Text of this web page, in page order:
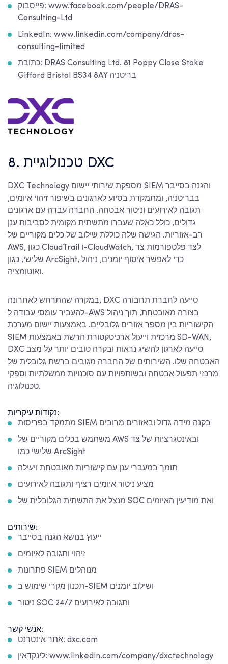
פייסבוק: www.facebook.com/people/DRAS-
Consulting-Ltd
LinkedIn: www.linkedin.com/company/dras-
consulting-limited
כתובת: DRAS Consulting Ltd. 81 Poppy Close Stoke
Gifford Bristol BS34 8AY בריטניה
8. טכנולוגיית DXC
DXC Technology מספקת שירותי יישום SIEM והגנה בסייבר
בבריטניה, ומתמקדת בסיוע לארגונים בשיפור זיהוי איומים,
תגובה לאירועים וניטור אבטחה. החברה עבדה עם ארגונים
גדולים, כולל כאלה שעברו מתשתית מקומית לסביבות ענן
רב-אזוריות. הגישה שלה כוללת שילוב של כלים מקוריים של
AWS, כגון CloudTrail ו-CloudWatch, לצד פלטפורמות צד
שלישי, כגון ArcSight, כדי לאפשר איסוף יומנים, ניהול
ואוטומציה.
במקרה שהתרחש לאחרונה, DXC סייעה לחברת תחבורה
להעביר עומסי עבודה ל-AWS בצורה מאובטחת, תוך ניהול
הקישוריות בין מספר אזורים גלובליים. באמצעות יישום מערכת
SIEM מרכזית וייעול ארכיטקטורת הרשת באמצעות SD-WAN,
DXC סייעה לארגון להשיג נראות ובקרה טובים יותר על מצב
האבטחה שלו. השירותים של החברה מגובים ברשת גלובלית של
מרכזי תפעול אבטחה ובשותפויות עם סוכנויות ממשלתיות וספקי
טכנולוגיה.
נקודות עיקריות:
מתמקד בפריסות SIEM בקנה מידה גדול ובאזורים מרובים
משתמש בכלים מקוריים של AWS ובאינטגרציות של צד
שלישי כמו ArcSight
תומך במעברי ענן עם קישוריות מאובטחת ויעילה
מציע ניטור איומים רציף ותגובה לאירועים
מנצל את התשתית הגלובלית של SOC ואת מודיעין האיומים
שירותים:
ייעוץ בנושא הגנה בסייבר
זיהוי ותגובה לאיומים
פתרונות SIEM מנוהלים
תכנון מקרי שימוש ב-SIEM ושילוב יומנים
ניטור SOC ותגובה לאירועים 24/7
אנשי קשר:
אתר אינטרנט: dxc.com
לינקדאין: www.linkedin.com/company/dxctechnology